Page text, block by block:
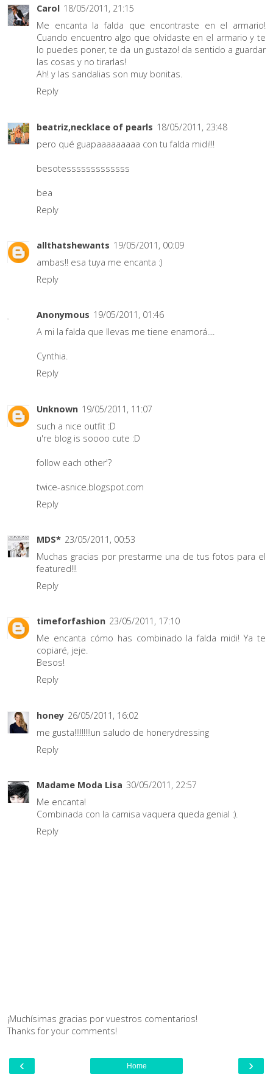
Carol 18/05/2011, 21:15
Me encanta la falda que encontraste en el armario!
Cuando encuentro algo que olvidaste en el armario y te
lo puedes poner, te da un gustazo! da sentido a guardar
las cosas y no tirarlas!
Ah! y las sandalias son muy bonitas.
Reply
beatriz,necklace of pearls 18/05/2011, 23:48
pero qué guapaaaaaaaaa con tu falda midi!!!
besotesssssssssssss
bea
Reply
allthatshewants 19/05/2011, 00:09
ambas!! esa tuya me encanta :)
Reply
Anonymous 19/05/2011, 01:46
A mi la falda que llevas me tiene enamorá....
Cynthia.
Reply
Unknown 19/05/2011, 11:07
such a nice outfit :D
u're blog is soooo cute :D
follow each other'?
twice-asnice.blogspot.com
Reply
MDS* 23/05/2011, 00:53
Muchas gracias por prestarme una de tus fotos para el
featured!!!
Reply
timeforfashion 23/05/2011, 17:10
Me encanta cómo has combinado la falda midi! Ya te
copiaré, jeje.
Besos!
Reply
honey 26/05/2011, 16:02
me gusta!!!!!!!!!un saludo de honerydressing
Reply
Madame Moda Lisa 30/05/2011, 22:57
Me encanta!
Combinada con la camisa vaquera queda genial :).
Reply
¡Muchísimas gracias por vuestros comentarios!
Thanks for your comments!
‹ ›
Home